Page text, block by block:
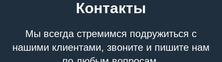
Контакты
Мы всегда стремимся подружиться с
нашими клиентами, звоните и пишите нам